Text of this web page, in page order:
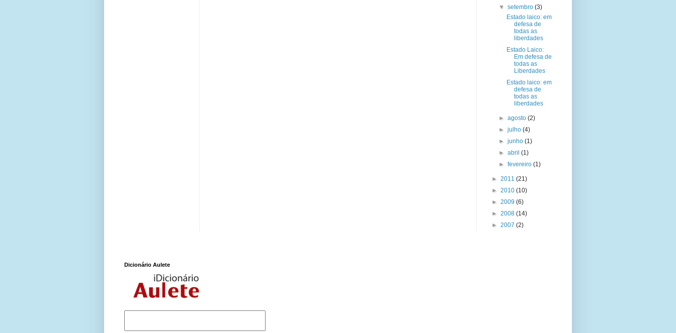
▼setembro(3)
Estado laico: em
defesa de
todas as
liberdades
Estado Laico:
Em defesa de
todas as
Liberdades
Estado laico: em
defesa de
todas as
liberdades
►agosto(2)
►julho(4)
►junho(1)
►abril(1)
►fevereiro(1)
► 2011 (21)
► 2010 (10)
► 2009 (6)
► 2008 (14)
► 2007 (2)
Dicionário Aulete